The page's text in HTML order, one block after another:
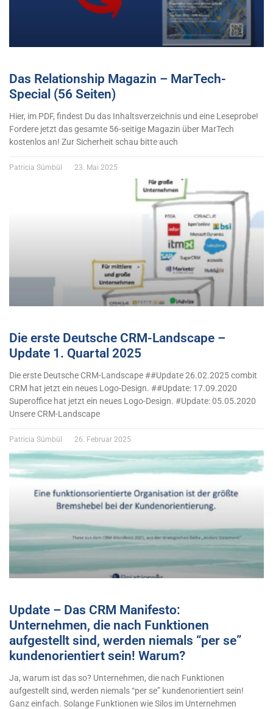
Das Relationship Magazin – MarTech-
Special (56 Seiten)
Hier, im PDF, findest Du das Inhaltsverzeichnis und eine Leseprobe!
Fordere jetzt das gesamte 56-seitige Magazin über MarTech
kostenlos an! Zur Sicherheit schau bitte auch
Patricia Sümbül 23. Mai 2025
Die erste Deutsche CRM-Landscape –
Update 1. Quartal 2025
Die erste Deutsche CRM-Landscape ##Update 26.02.2025 combit
CRM hat jetzt ein neues Logo-Design. ##Update: 17.09.2020
Superoffice hat jetzt ein neues Logo-Design. #Update: 05.05.2020
Unsere CRM-Landscape
Patricia Sümbül 26. Februar 2025
Update – Das CRM Manifesto:
Unternehmen, die nach Funktionen
aufgestellt sind, werden niemals “per se”
kundenorientiert sein! Warum?
Ja, warum ist das so? Unternehmen, die nach Funktionen
aufgestellt sind, werden niemals “per se” kundenorientiert sein!
Ganz einfach. Solange Funktionen wie Silos im Unternehmen